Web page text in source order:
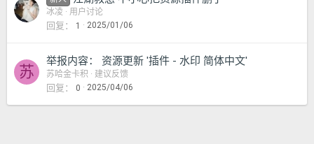
冰凌 用户讨论
回复 1 2025/01/06
苏
举报内容： 资源更新 '插件 - 水印 简体中文'
苏哈金卡积 建议反馈
回复 0 2025/04/06